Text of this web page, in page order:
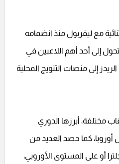
مع ليفربول منذ انضمامه
2017، بعدما تحول إلى أحد أهم اللاعبين في
إلى منصات التتويج المحلية
صلاح مع ليفربول 9 ألقاب مختلفة، أبرزها الدوري
أوروبا، كما حصد العديد من
أو على المستوى الأوروبي،